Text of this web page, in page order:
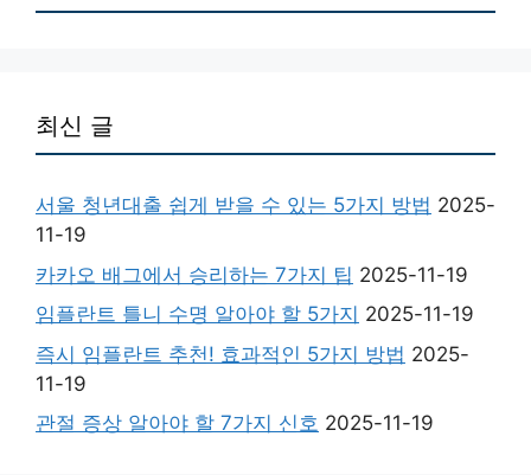
최신 글
서울 청년대출 쉽게 받을 수 있는 5가지 방법 2025-
11-19
카카오 배그에서 승리하는 7가지 팁 2025-11-19
임플란트 틀니 수명 알아야 할 5가지 2025-11-19
즉시 임플란트 추천! 효과적인 5가지 방법 2025-
11-19
관절 증상 알아야 할 7가지 신호 2025-11-19